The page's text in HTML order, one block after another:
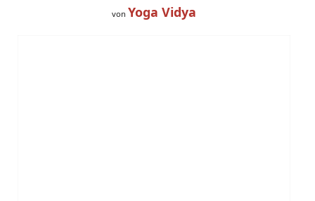
von Yoga Vidya